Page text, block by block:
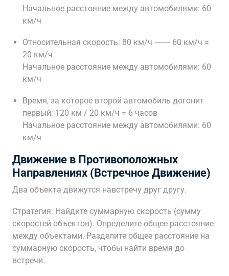
Начальное расстояние между автомобилями: 60
км/ч
Относительная скорость: 80 км/ч ⸺ 60 км/ч =
20 км/ч
Начальное расстояние между автомобилями: 60
км/ч
Время, за которое второй автомобиль догонит
первый: 120 км / 20 км/ч = 6 часов
Начальное расстояние между автомобилями: 60
км/ч
Движение в Противоположных
Направлениях (Встречное Движение)
Два объекта движутся навстречу друг другу.
Стратегия: Найдите суммарную скорость (сумму
скоростей объектов). Определите общее расстояние
между объектами. Разделите общее расстояние на
суммарную скорость, чтобы найти время до
встречи.